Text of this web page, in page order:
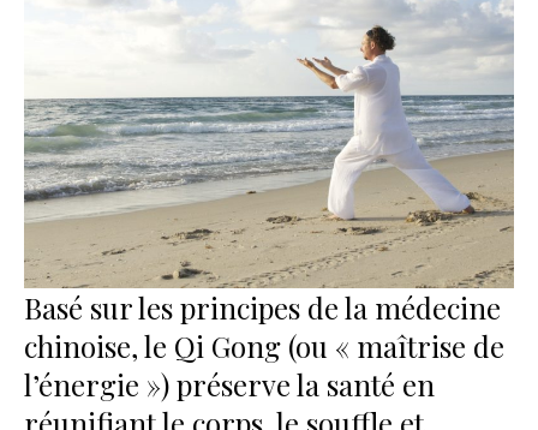
Basé sur les principes de la médecine
chinoise, le Qi Gong (ou « maîtrise de
l’énergie ») préserve la santé en